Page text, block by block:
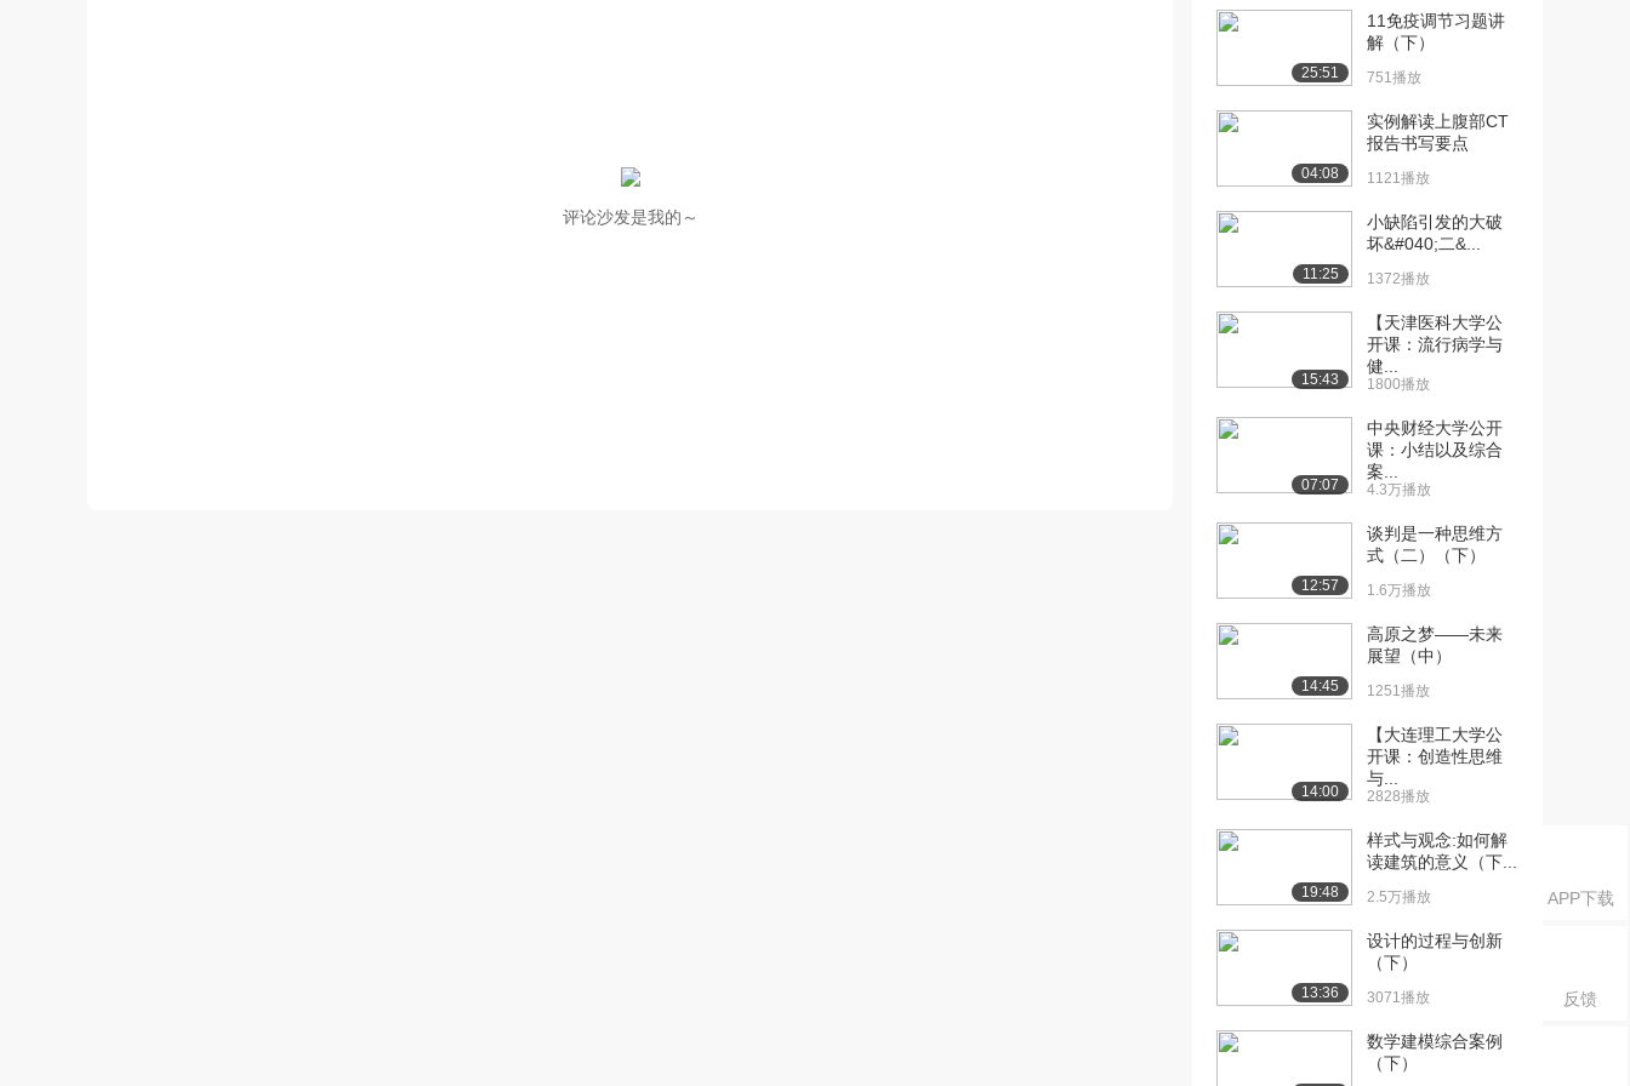
APP下载
反馈
评论沙发是我的～
[12] 1.2.1数列极限的定义
[13] 1.2.1数列极限的定义
[14] 1.2.1数列极限的定义
3826播放
[15] 1.2.2 收敛数列的性质
3864播放
13:10
[16] 1.2.2 收敛数列的性质
13:20
[17] 1.2.2 收敛数列的性质
13:02
[18] 1.2.3 收敛数列的性质
16:48
[19] 1.2.3 收敛数列的性质
16:51
（下）（...
（上）
（下）
25:51
11免疫调节习题讲
解（下）
751播放
04:08
实例解读上腹部CT
报告书写要点
1121播放
11:25
小缺陷引发的大破
坏&#040;二&...
1372播放
15:43
【天津医科大学公
开课：流行病学与
健...
1800播放
07:07
中央财经大学公开
课：小结以及综合
案...
4.3万播放
12:57
谈判是一种思维方
式（二）（下）
1.6万播放
14:45
高原之梦——未来
展望（中）
1251播放
14:00
【大连理工大学公
开课：创造性思维
与...
2828播放
19:48
样式与观念:如何解
读建筑的意义（下...
2.5万播放
13:36
设计的过程与创新
（下）
3071播放
数学建模综合案例
（下）